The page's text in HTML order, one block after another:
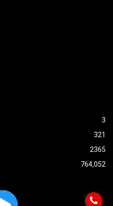
3
321
2365
764,052